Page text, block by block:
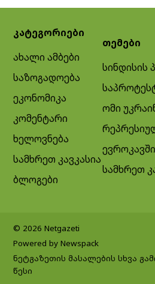
კატეგორიები
ახალი ამბები
საზოგადოება
ეკონომიკა
კომენტარი
ხელოვნება
სამხრეთ კავკასია
ბლოგები
თემები
სინდისის
ომი
სამხრეთ
© 2026 Netgazeti
Powered by Newspack
ნეტგაზეთის მასალების სხვა
წესი